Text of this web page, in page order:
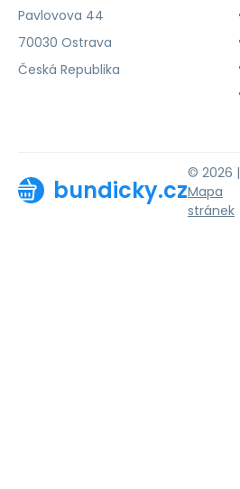
Pavlovova 44
70030 Ostrava
Česká Republika
bundicky.cz
© 2026 |
Mapa
stránek